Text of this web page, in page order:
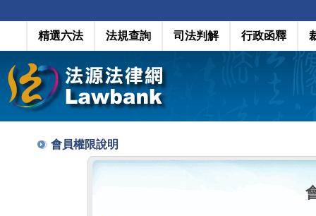
精選六法 法規查詢 司法判解 行政函釋
會員權限說明